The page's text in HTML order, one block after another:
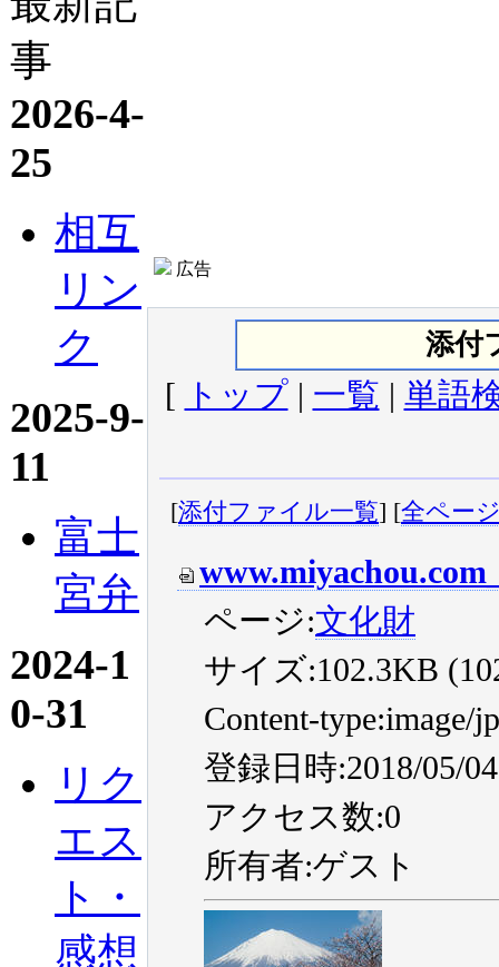
事
2026-4-
25
相互
リン
ク
2025-9-
11
富士
宮弁
2024-1
0-31
リク
エス
ト・
感想
広告
添付
[ トップ| 一覧 | 単語
[添付ファイル一覧] [全ペー
ページ:文化財
サイズ:102.3KB
Content-type:image/
登録日時:2018/05/
アクセス数:0
所有者:ゲスト